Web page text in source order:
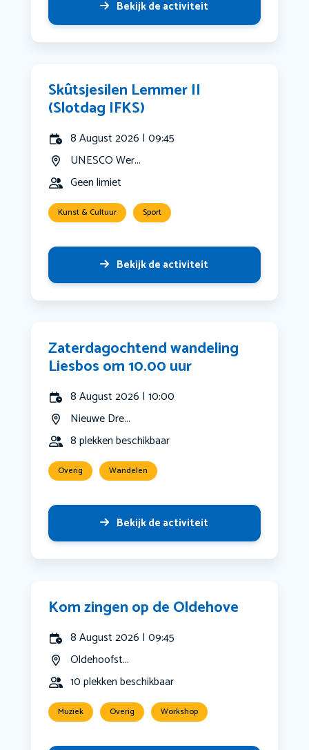
Bekijk de activiteit
Skûtsjesilen Lemmer II
(Slotdag IFKS)
8 August 2026 | 09:45
UNESCO Wer...
Geen limiet
Kunst & Cultuur Sport
Bekijk de activiteit
Zaterdagochtend wandeling
Liesbos om 10.00 uur
8 August 2026 | 10:00
Nieuwe Dre...
8 plekken beschikbaar
Overig Wandelen
Bekijk de activiteit
Kom zingen op de Oldehove
8 August 2026 | 09:45
Oldehoofst...
10 plekken beschikbaar
Muziek Overig Workshop